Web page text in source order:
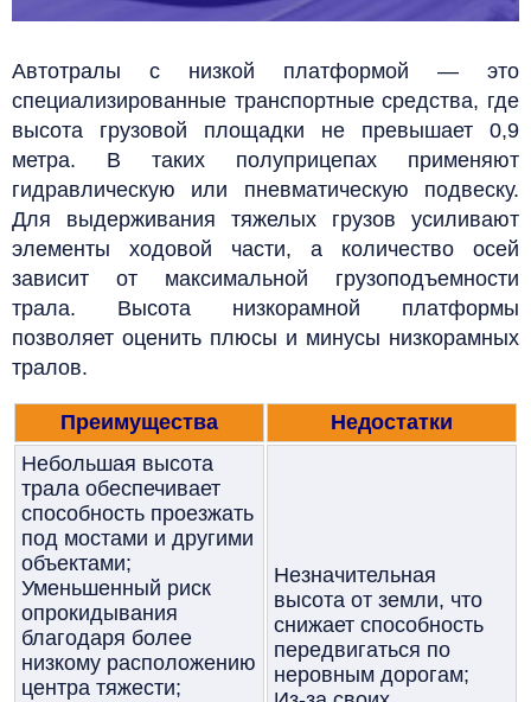
Автотралы с низкой платформой — это
специализированные транспортные средства, где
высота грузовой площадки не превышает 0,9
метра. В таких полуприцепах применяют
гидравлическую или пневматическую подвеску.
Для выдерживания тяжелых грузов усиливают
элементы ходовой части, а количество осей
зависит от максимальной грузоподъемности
трала. Высота низкорамной платформы
позволяет оценить плюсы и минусы низкорамных
тралов.
Преимущества
Недостатки
Небольшая высота
трала обеспечивает
способность проезжать
под мостами и другими
объектами;
Уменьшенный риск
опрокидывания
благодаря более
низкому расположению
центра тяжести;
Незначительная
высота от земли, что
снижает способность
передвигаться по
неровным дорогам;